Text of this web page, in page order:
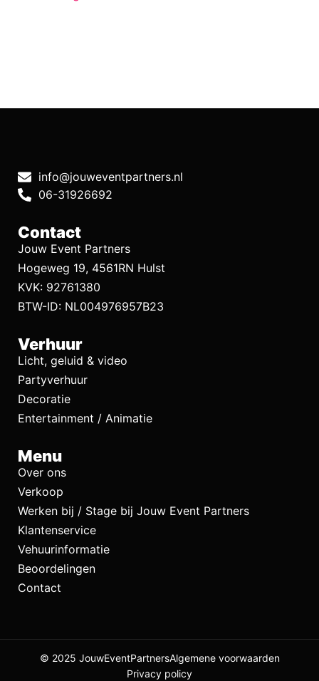
info@jouweventpartners.nl
06-31926692
Contact
Jouw Event Partners
Hogeweg 19, 4561RN Hulst
KVK: 92761380
BTW-ID: NL004976957B23
Verhuur
Licht, geluid & video
Partyverhuur
Decoratie
Entertainment / Animatie
Menu
Over ons
Verkoop
Werken bij / Stage bij Jouw Event Partners
Klantenservice
Vehuurinformatie
Beoordelingen
Contact
© 2025 JouwEventPartnersAlgemene voorwaarden
Privacy policy